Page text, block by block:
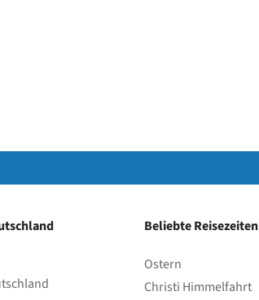
Beliebte Reisezeiten
Ostern
Christi Himmelfahrt